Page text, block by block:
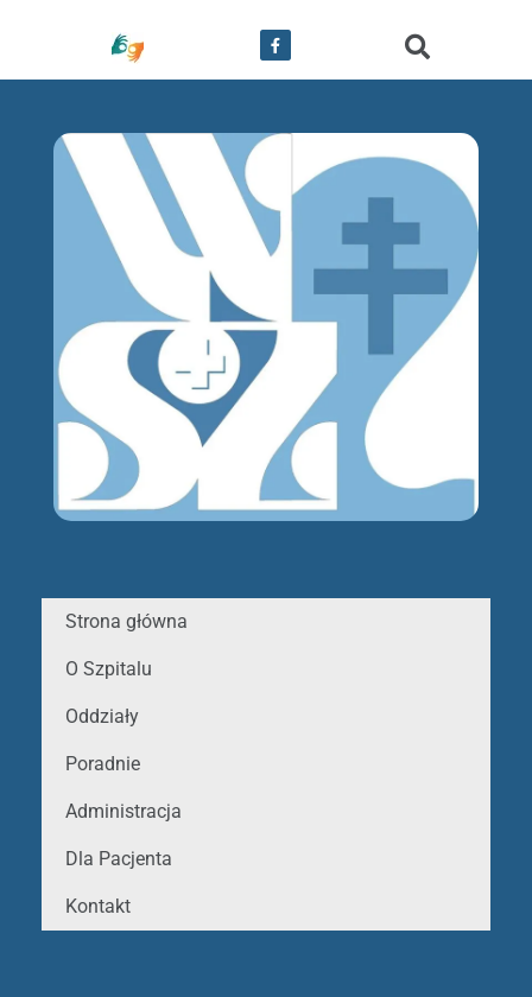
Strona główna
O Szpitalu
Oddziały
Poradnie
Administracja
Dla Pacjenta
Kontakt